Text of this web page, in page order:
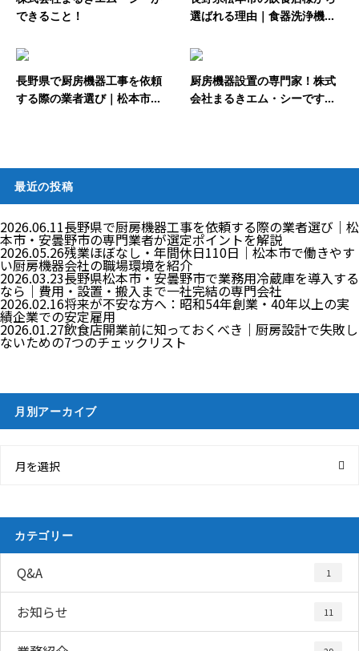
できること！
選ばれる理由｜食器洗浄機...
長野県で厨房機器工事を依頼
する際の業者選び｜松本市...
厨房機器設置の専門家！株式
会社まるきエム・シーです...
最近の投稿
2026.06.11長野県で厨房機器工事を依頼する際の業者選び｜松
本市・安曇野市の専門業者が選定ポイントを解説
2026.05.26残業ほぼなし・年間休日110日｜松本市で働きやす
い厨房機器会社の職場環境を紹介
2026.03.23長野県松本市・安曇野市で業務用冷蔵庫を導入する
なら｜費用・設置・搬入まで一社完結の専門会社
2026.02.16将来が不安な方へ：昭和54年創業・40年以上の実
績企業での安定雇用
2026.01.27飲食店開業前に知っておくべき｜厨房設計で失敗し
ないための7つのチェックリスト
月別アーカイブ
月を選択
カテゴリー
Q&A 1
お知らせ 11